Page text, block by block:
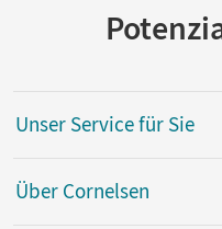
Unser Service für Sie
Über Cornelsen